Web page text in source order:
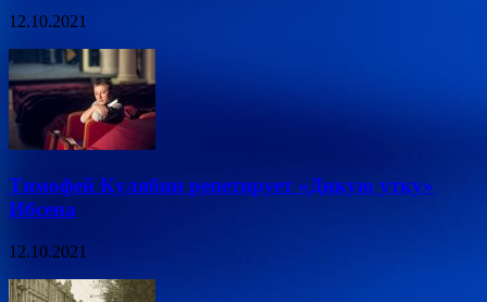
12.10.2021
Тимофей Кулябин репетирует «Дикую утку»
Ибсена
12.10.2021